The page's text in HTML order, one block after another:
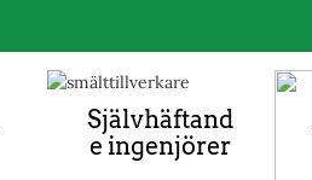
Självhäftand
e ingenjörer